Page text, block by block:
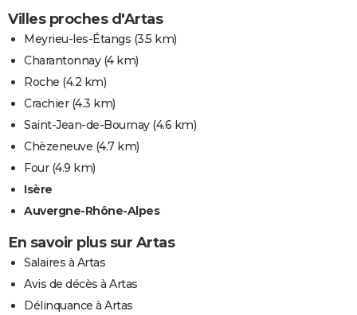
Villes proches d'Artas
Meyrieu-les-Étangs (3.5 km)
Charantonnay(4 km)
Roche (4.2 km)
Crachier(4.3 km)
Saint-Jean-de-Bournay(4.6 km)
Chèzeneuve (4.7 km)
Four(4.9 km)
Isère
Auvergne-Rhône-Alpes
En savoir plus sur Artas
Salaires à Artas
Avis de décès à Artas
Délinquance à Artas